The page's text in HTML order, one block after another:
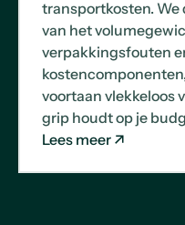
transportkosten. We
van het
verpakkingsfouten
voortaan vlekkeloos
grip houdt op je
Lees meer